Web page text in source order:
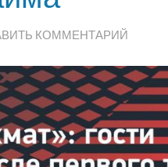
КОММЕНТАРИЙ